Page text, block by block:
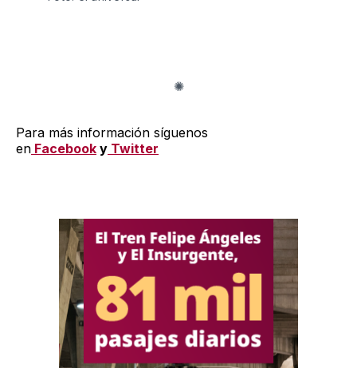
Para más información síguenos
en Facebook y Twitter